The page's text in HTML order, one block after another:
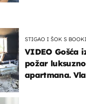
STIGAO I ŠOK S
VIDEO Gošća
požar
apartmana.